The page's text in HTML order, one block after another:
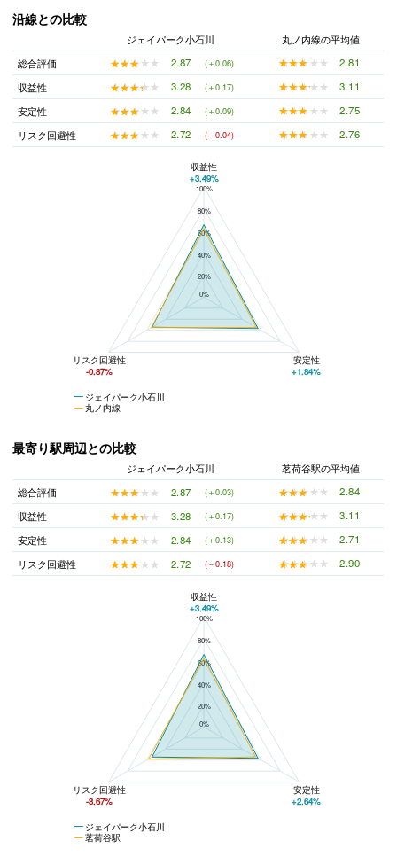
沿線との比較
ジェイパーク小石川
丸ノ内線の平均値
総合評価
★★★★★
★★★★★ 2.87 (＋0.06) ★★★★★
★★★★★
2.81
収益性
★★★★★
★★★★★ 3.28 (＋0.17) ★★★★★
★★★★★
3.11
安定性
★★★★★
★★★★★ 2.84 (＋0.09) ★★★★★
★★★★★
2.75
リスク回避性
★★★★★
★★★★★ 2.72 (－0.04) ★★★★★
★★★★★ 2.76
ジェイパーク小石川と丸ノ内線の平均値の総合評価の比較
100%
80%
60%
40%
20%
0%
ジェイパーク小石川
丸ノ内線
収益性
+3.49%
リスク回避性
-0.87%
安定性
+1.84%
最寄り駅周辺との比較
ジェイパーク小石川
茗荷谷駅の平均値
総合評価
★★★★★
★★★★★ 2.87 (＋0.03) ★★★★★
★★★★★
2.84
収益性
★★★★★
★★★★★ 3.28 (＋0.17) ★★★★★
★★★★★
3.11
安定性
★★★★★
★★★★★ 2.84 (＋0.13) ★★★★★
★★★★★
2.71
リスク回避性
★★★★★
★★★★★ 2.72 (－0.18) ★★★★★
★★★★★ 2.90
ジェイパーク小石川と茗荷谷駅の平均値の総合評価の比較
100%
80%
60%
40%
20%
0%
ジェイパーク小石川
茗荷谷駅
収益性
+3.49%
リスク回避性
-3.67%
安定性
+2.64%